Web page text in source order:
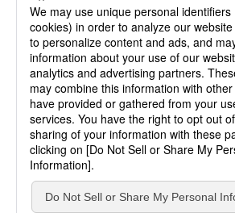
凡人社の出版情報
〒102-0093 東京都千代田区
TEL：03-3263-3959／FAX：
麹町店
〒102-0093
TEL：03-
大阪店
〒541-
TEL：06-